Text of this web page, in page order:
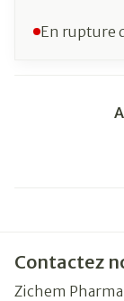
En rupture
Contactez
Zichem Pharma